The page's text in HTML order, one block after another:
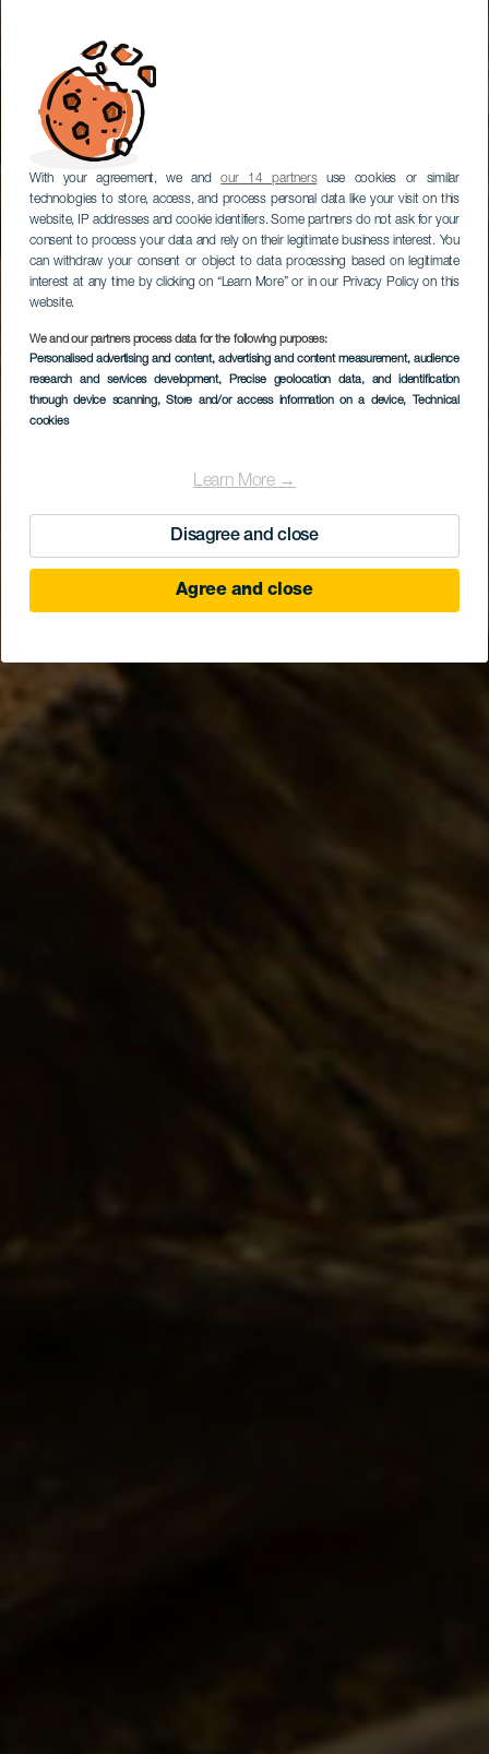
With your agreement, we andour 14 partnersuse cookies or similar
technologies to store, access, and process personal data like your visit on this
website, IP addresses and cookie identifiers. Some partners do not ask for your
consent to process your data and rely on their legitimate business interest. You
can withdraw your consent or object to data processing based on legitimate
interest at any time by clicking on “Learn More” or in our Privacy Policy on this
website.
We and our partners process data for the following purposes:
Personalised advertising and content, advertising and content measurement, audience
research and services development, Precise geolocation data, and identification
through device scanning, Store and/or access information on a device, Technical
cookies
Learn More →
Disagree and close
Agree and close